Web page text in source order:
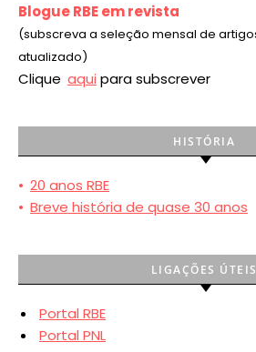
Blogue RBE em revista
(subscreva a seleção mensal de
atualizado)
Clique aqui para subscrever
HISTÓRIA
• 20 anos RBE
• Breve história de quase 30 anos
LIGAÇÕES ÚTEIS
Portal RBE
Portal PNL